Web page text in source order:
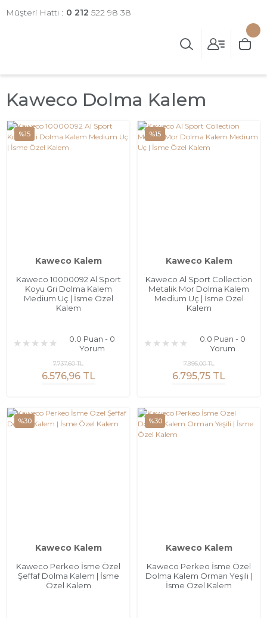
Müşteri Hattı : 0 212 522 98 38
Kaweco Dolma Kalem
%15
Kaweco Kalem
Kaweco 10000092 Al Sport
Koyu Gri Dolma Kalem
Medium Uç | İsme Özel
Kalem
0.0 Puan - 0
Yorum
6.576,96 TL
7.737,60 TL
%15
Kaweco Kalem
Kaweco Al Sport Collection
Metalik Mor Dolma Kalem
Medium Uç | İsme Özel
Kalem
0.0 Puan - 0
Yorum
6.795,75 TL
7.995,00 TL
%30
Kaweco Kalem
Kaweco Perkeo İsme Özel
Şeffaf Dolma Kalem | İsme
Özel Kalem
%30
Kaweco Kalem
Kaweco Perkeo İsme Özel
Dolma Kalem Orman Yeşili |
İsme Özel Kalem